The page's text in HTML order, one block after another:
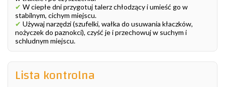
✔ W ciepłe dni przygotuj talerz chłodzący i umieść go w
stabilnym, cichym miejscu.
✔ Używaj narzędzi (szufelki, wałka do usuwania kłaczków,
nożyczek do paznokci), czyść je i przechowuj w suchym i
schludnym miejscu.
Lista kontrolna